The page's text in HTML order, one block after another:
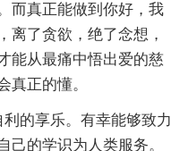
而真正能做到你好，我
离了贪欲，绝了念想，
能从最痛中悟出爱的慈
真正的懂。
的享乐。有幸能够致力
己的学识为人类服务。